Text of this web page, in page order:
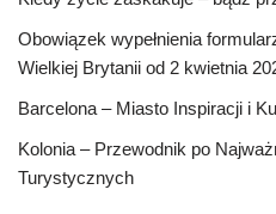
Obowiązek wypełnienia
Wielkiej Brytanii od 2 kwietnia
Barcelona – Miasto Inspiracji i
Kolonia – Przewodnik po
Turystycznych